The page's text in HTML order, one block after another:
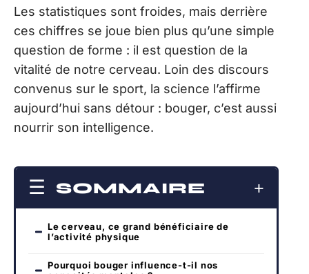
Les statistiques sont froides, mais derrière
ces chiffres se joue bien plus qu’une simple
question de forme : il est question de la
vitalité de notre cerveau. Loin des discours
convenus sur le sport, la science l’affirme
aujourd’hui sans détour : bouger, c’est aussi
nourrir son intelligence.
SOMMAIRE
Le cerveau, ce grand bénéficiaire de
l’activité physique
Pourquoi bouger influence-t-il nos